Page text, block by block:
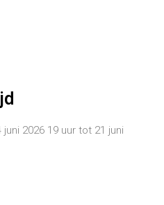
2026 19 uur tot 21 juni